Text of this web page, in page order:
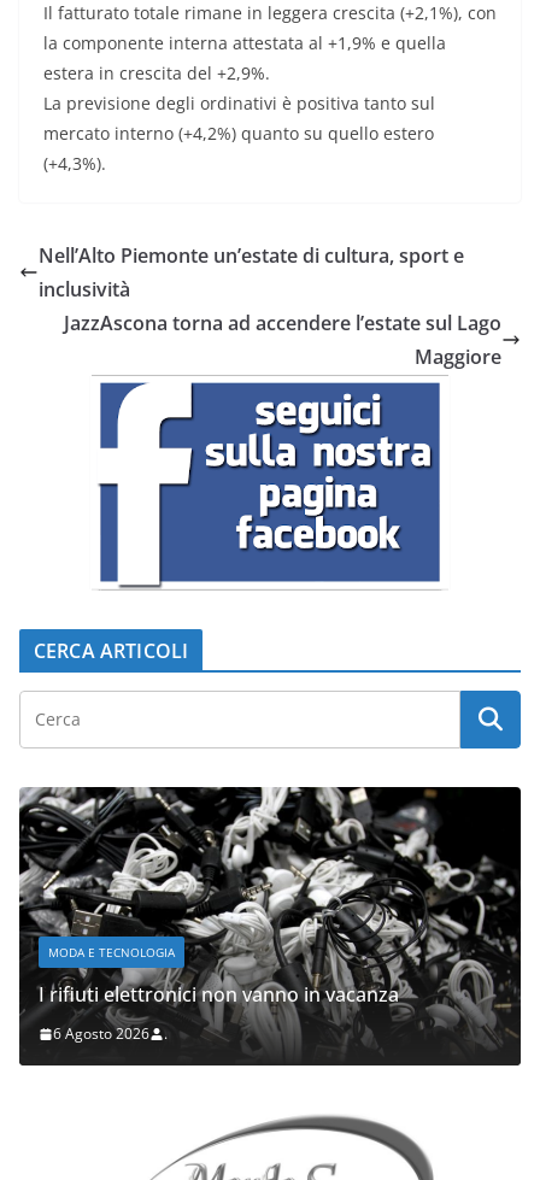
Il fatturato totale rimane in leggera crescita (+2,1%), con
la componente interna attestata al +1,9% e quella
estera in crescita del +2,9%.
La previsione degli ordinativi è positiva tanto sul
mercato interno (+4,2%) quanto su quello estero
(+4,3%).
Nell’Alto Piemonte un’estate di cultura, sport e
inclusività
JazzAscona torna ad accendere l’estate sul Lago
Maggiore
CERCA ARTICOLI
MODA E TECNOLOGIA
I rifiuti elettronici non vanno in vacanza
6 Agosto 2026 .